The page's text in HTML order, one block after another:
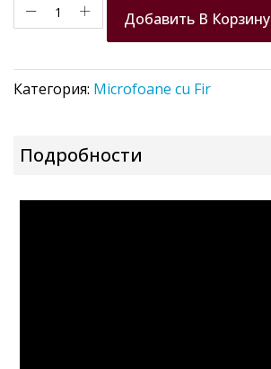
Добавить В Корзину
Категория: Microfoane cu Fir
Подробности